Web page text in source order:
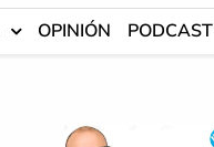
OPINIÓN PODCAST